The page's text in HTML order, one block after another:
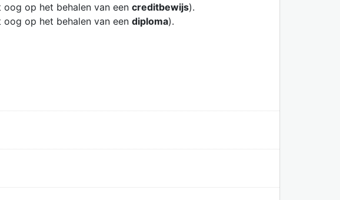
oog op het behalen van een creditbewijs).
oog op het behalen van een diploma).